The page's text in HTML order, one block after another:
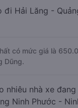
đi Hải Lăng -
có mức giá là
Dũng.
nhiêu nhà xe đang
Ninh Phước -